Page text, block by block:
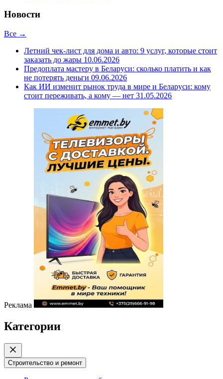
Новости
Все →
Летний чек-лист для дома и авто: 9 услуг, которые стоит
заказать до жары 10.06.2026
Предоплата мастеру в Беларуси: сколько платить и как
не потерять деньги 09.06.2026
Как ИИ изменит рынок труда в мире и Беларуси: кому
стоит переживать, а кому — нет 31.05.2026
Реклама
Категории
Строительство и ремонт